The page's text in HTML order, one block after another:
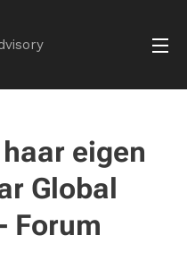
eigen
Global
Forum